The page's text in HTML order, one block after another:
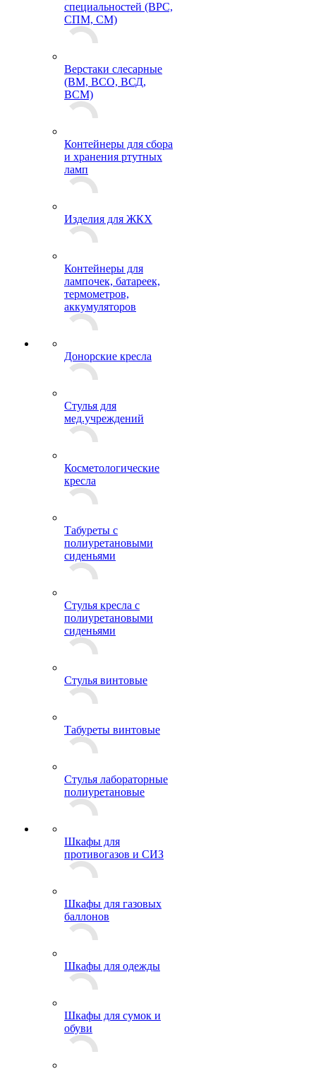
специальностей (ВРС,
СПМ, СМ)
Верстаки слесарные
(ВМ, ВСО, ВСД,
ВСМ)
Контейнеры для сбора
и хранения ртутных
ламп
Изделия для ЖКХ
Контейнеры для
лампочек, батареек,
термометров,
аккумуляторов
Донорские кресла
Стулья для
мед.учреждений
Косметологические
кресла
Табуреты с
полиуретановыми
сиденьями
Стулья кресла с
полиуретановыми
сиденьями
Стулья винтовые
Табуреты винтовые
Стулья лабораторные
полиуретановые
Шкафы для
противогазов и СИЗ
Шкафы для газовых
баллонов
Шкафы для одежды
Шкафы для сумок и
обуви